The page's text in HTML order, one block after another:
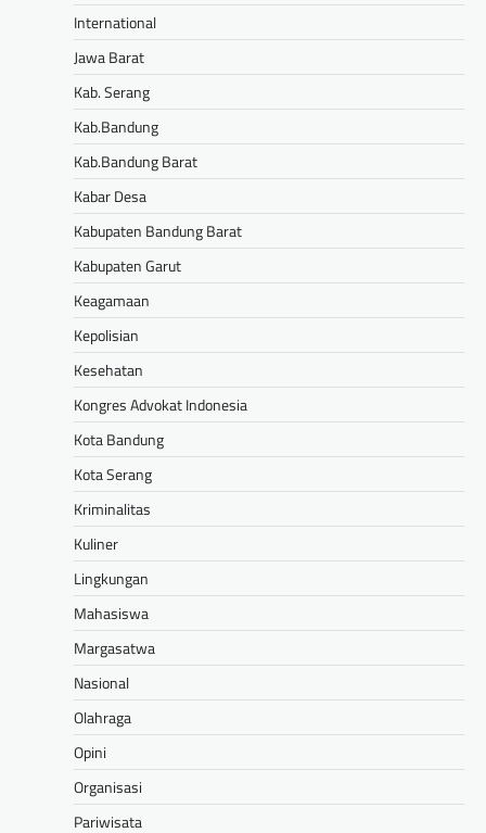
International
Jawa Barat
Kab. Serang
Kab.Bandung
Kab.Bandung Barat
Kabar Desa
Kabupaten Bandung Barat
Kabupaten Garut
Keagamaan
Kepolisian
Kesehatan
Kongres Advokat Indonesia
Kota Bandung
Kota Serang
Kriminalitas
Kuliner
Lingkungan
Mahasiswa
Margasatwa
Nasional
Olahraga
Opini
Organisasi
Pariwisata